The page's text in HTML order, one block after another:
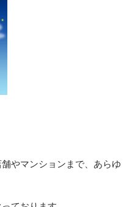
やマンションまで、あらゆ